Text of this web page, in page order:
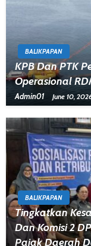
BALIKPAPAN
KPB Dan PTK
Operasional
Admin01 June 10,
BALIKPAPAN
Tingkatkan
Dan Komisi 2
Pajak Daerah